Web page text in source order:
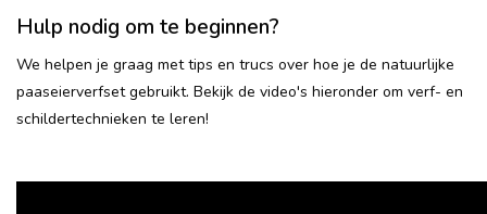
Hulp nodig om te beginnen?
We helpen je graag met tips en trucs over hoe je de natuurlijke
paaseierverfset gebruikt. Bekijk de video's hieronder om verf- en
schildertechnieken te leren!